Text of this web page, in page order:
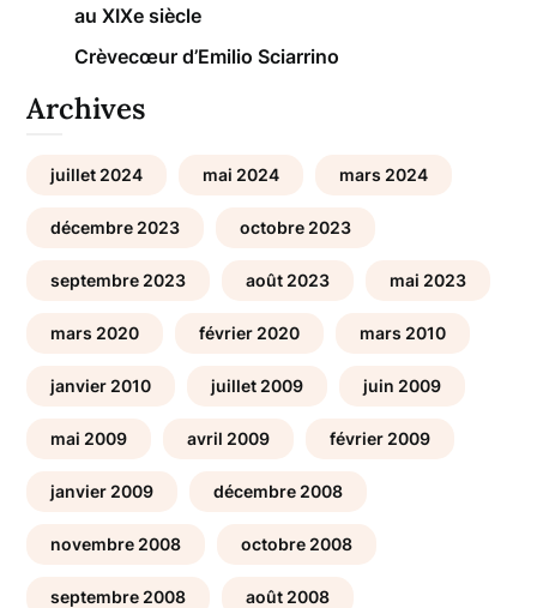
au XIXe siècle
Crèvecœur d’Emilio Sciarrino
Archives
juillet 2024 mai 2024 mars 2024
décembre 2023 octobre 2023
septembre 2023 août 2023 mai 2023
mars 2020 février 2020 mars 2010
janvier 2010 juillet 2009 juin 2009
mai 2009 avril 2009 février 2009
janvier 2009 décembre 2008
novembre 2008 octobre 2008
septembre 2008 août 2008